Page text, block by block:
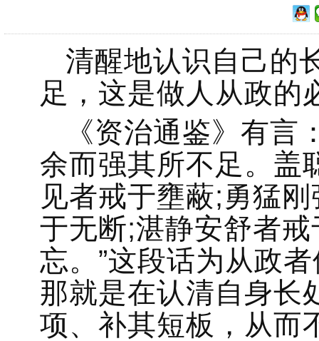
清醒地认识自己的
足，这是做人从政的
《资治通鉴》有言
余而强其所不足。盖
见者戒于壅蔽;勇猛
于无断;湛静安舒者
忘。”这段话为从政
那就是在认清自身长
项、补其短板，从而